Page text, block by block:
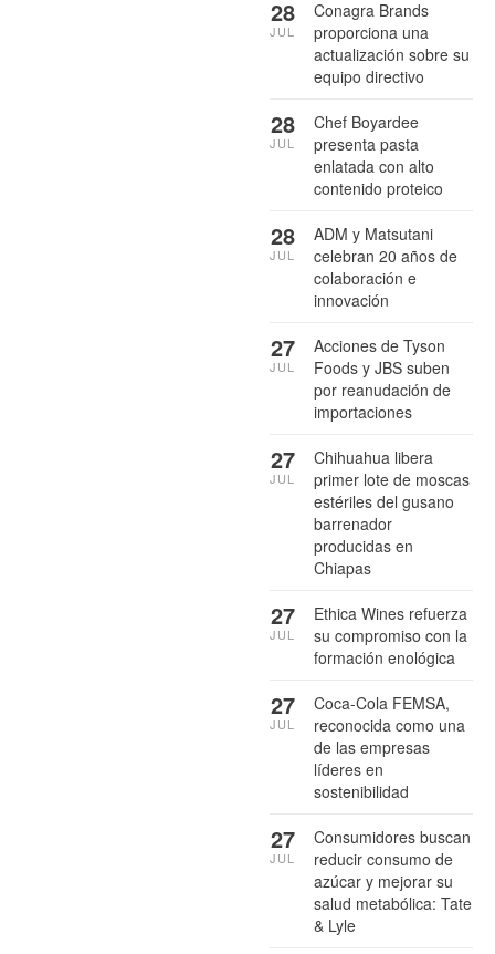
Conagra Brands
proporciona una
actualización sobre su
equipo directivo
28
JUL
Chef Boyardee
presenta pasta
enlatada con alto
contenido proteico
28
JUL
ADM y Matsutani
celebran 20 años de
colaboración e
innovación
28
JUL
Acciones de Tyson
Foods y JBS suben
por reanudación de
importaciones
27
JUL
Chihuahua libera
primer lote de moscas
estériles del gusano
barrenador
producidas en
Chiapas
27
JUL
Ethica Wines refuerza
su compromiso con la
formación enológica
27
JUL
Coca-Cola FEMSA,
reconocida como una
de las empresas
líderes en
sostenibilidad
27
JUL
Consumidores buscan
reducir consumo de
azúcar y mejorar su
salud metabólica: Tate
& Lyle
27
JUL